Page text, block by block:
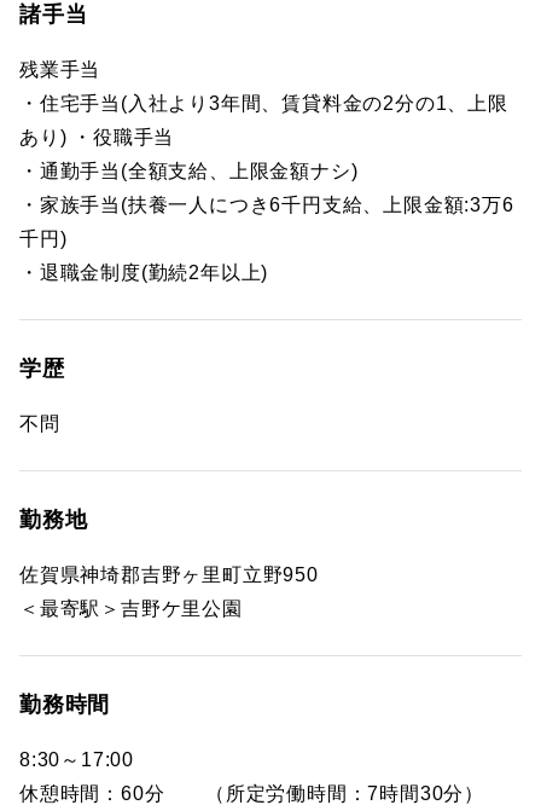
諸手当
残業手当
・住宅手当(入社より3年間、賃貸料金の2分の1、上限
あり) ・役職手当
・通勤手当(全額支給、上限金額ナシ)
・家族手当(扶養一人につき6千円支給、上限金額:3万6
千円)
・退職金制度(勤続2年以上)
学歴
不問
勤務地
佐賀県神埼郡吉野ヶ里町立野950
＜最寄駅＞吉野ケ里公園
勤務時間
8:30～17:00
休憩時間：60分 （所定労働時間：7時間30分）